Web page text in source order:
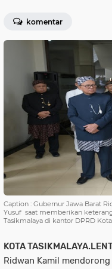
komentar
Caption : Gubernur Jawa Barat
Yusuf saat memberikan
Tasikmalaya di kantor DPRD
KOTA
Ridwan Kamil